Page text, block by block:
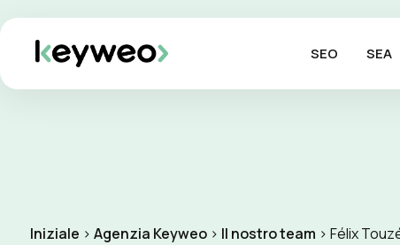
SEO SEA
Iniziale > Agenzia Keyweo> Il nostro team > Félix